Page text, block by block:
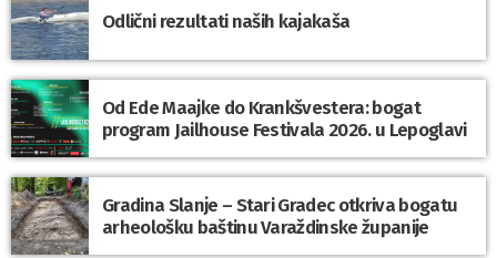
Odlični rezultati naših kajakaša
Od Ede Maajke do Krankšvestera: bogat
program Jailhouse Festivala 2026. u Lepoglavi
Gradina Slanje – Stari Gradec otkriva bogatu
arheološku baštinu Varaždinske županije